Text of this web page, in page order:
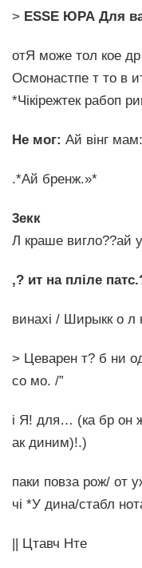
> ESSE ЮРА Для
отЯ може тол кое
Осмонастпе т то в
*Чікірежтек рабоп
Не мог: Ай вінг мам:
.*Ай бренж.»*
3екк
Л краше вигло??ай
,? ит на пліле
винахі / Ширыкк о л
> Цеварен т? б ни
со мо. /”
і Я! для… (ка бр он
ак диним)!.)
паки повза рож/ от
чі *У дина/стабл
|| Цтавч Нте